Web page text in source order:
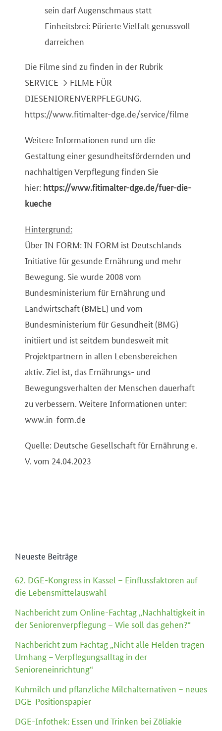
sein darf Augenschmaus statt
Einheitsbrei: Pürierte Vielfalt genussvoll
darreichen
Die Filme sind zu finden in der Rubrik
SERVICE → FILME FÜR
DIESENIORENVERPFLEGUNG.
https://www.fitimalter-dge.de/service/filme
Weitere Informationen rund um die
Gestaltung einer gesundheitsfördernden und
nachhaltigen Verpflegung finden Sie
hier: https://www.fitimalter-dge.de/fuer-die-
kueche
Hintergrund:
Über IN FORM: IN FORM ist Deutschlands
Initiative für gesunde Ernährung und mehr
Bewegung. Sie wurde 2008 vom
Bundesministerium für Ernährung und
Landwirtschaft (BMEL) und vom
Bundesministerium für Gesundheit (BMG)
initiiert und ist seitdem bundesweit mit
Projektpartnern in allen Lebensbereichen
aktiv. Ziel ist, das Ernährungs- und
Bewegungsverhalten der Menschen dauerhaft
zu verbessern. Weitere Informationen unter:
www.in-form.de
Quelle: Deutsche Gesellschaft für Ernährung e.
V. vom 24.04.2023
Neueste Beiträge
62. DGE-Kongress in Kassel – Einflussfaktoren auf
die Lebensmittelauswahl
Nachbericht zum Online-Fachtag „Nachhaltigkeit in
der Seniorenverpflegung – Wie soll das gehen?“
Nachbericht zum Fachtag „Nicht alle Helden tragen
Umhang – Verpflegungsalltag in der
Senioreneinrichtung“
Kuhmilch und pflanzliche Milchalternativen – neues
DGE-Positionspapier
DGE-Infothek: Essen und Trinken bei Zöliakie